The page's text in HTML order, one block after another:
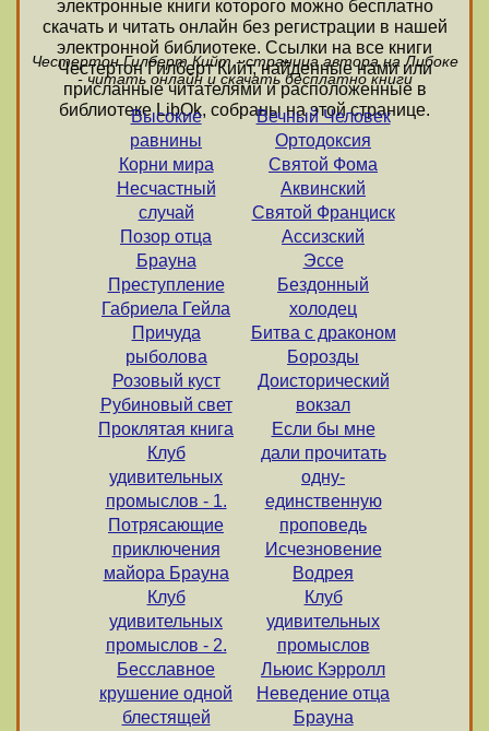
электронные книги которого можно бесплатно
скачать и читать онлайн без регистрации в нашей
электронной библиотеке. Ссылки на все книги
Честертон Гилберт Кийт, найденные нами или
присланные читателями и расположенные в
библиотеке LibOk, собраны на этой странице.
Честертон Гилберт Кийт - страница автора на Либоке
- читать онлайн и скачать бесплатно книги
Высокие
равнины
Корни мира
Несчастный
случай
Позор отца
Брауна
Преступление
Габриела Гейла
Причуда
рыболова
Розовый куст
Рубиновый свет
Проклятая книга
Клуб
удивительных
промыслов - 1.
Потрясающие
приключения
майора Брауна
Клуб
удивительных
промыслов - 2.
Бесславное
крушение одной
блестящей
Вечный Человек
Ортодоксия
Святой Фома
Аквинский
Святой Франциск
Ассизский
Эссе
Бездонный
холодец
Битва с драконом
Борозды
Доисторический
вокзал
Если бы мне
дали прочитать
одну-
единственную
проповедь
Исчезновение
Водрея
Клуб
удивительных
промыслов
Льюис Кэрролл
Неведение отца
Брауна